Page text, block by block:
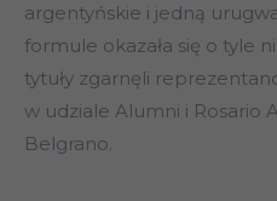
argentyńskie i jedną
formule okazała się o tyle
tytuły zgarnęli
w udziale Alumni i Rosario
Belgrano.